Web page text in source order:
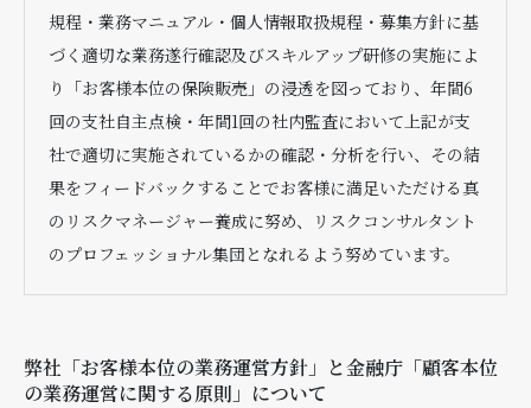
規程・業務マニュアル・個人情報取扱規程・募集方針に基
づく適切な業務遂行確認及びスキルアップ研修の実施によ
り「お客様本位の保険販売」の浸透を図っており、年間6
回の支社自主点検・年間1回の社内監査において上記が支
社で適切に実施されているかの確認・分析を行い、その結
果をフィードバックすることでお客様に満足いただける真
のリスクマネージャー養成に努め、リスクコンサルタント
のプロフェッショナル集団となれるよう努めています。
弊社「お客様本位の業務運営方針」と金融庁「顧客本位
の業務運営に関する原則」について